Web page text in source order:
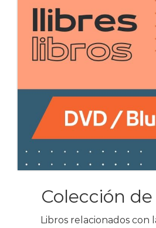
Colección
Libros relacionados con